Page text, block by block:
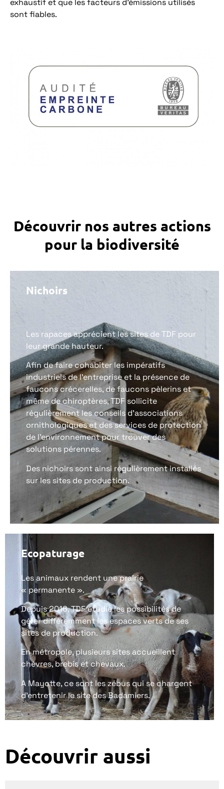
exhaustif et que les facteurs d’émissions utilisés
sont fiables.
Découvrir nos autres actions
pour la biodiversité
Nichoirs
Les rapaces apprécient les sites de TDF pour
leur grande hauteur.
Afin de faire cohabiter les impératifs
industriels de l’entreprise et la présence de
faucons crécerelles, de faucons pèlerins et
même de chiroptères, TDF sollicite
régulièrement les conseils d’associations
ornithologiques et des services de protection
de l’environnement pour trouver des
solutions pérennes.
Des nichoirs sont ainsi régulièrement installés
sur les sites de production.
Ecopaturage
Les animaux rendent une prairie
« permanente ».
Depuis 2016, TDF étudie les possibilités de
gérer différemment les espaces verts de ses
sites de production.
En métropole, plusieurs sites accueillent
chèvres, brebis et chevaux.
A Mayotte, ce sont les zébus qui se chargent
d’entretenir le site des Badamiers.
Découvrir aussi